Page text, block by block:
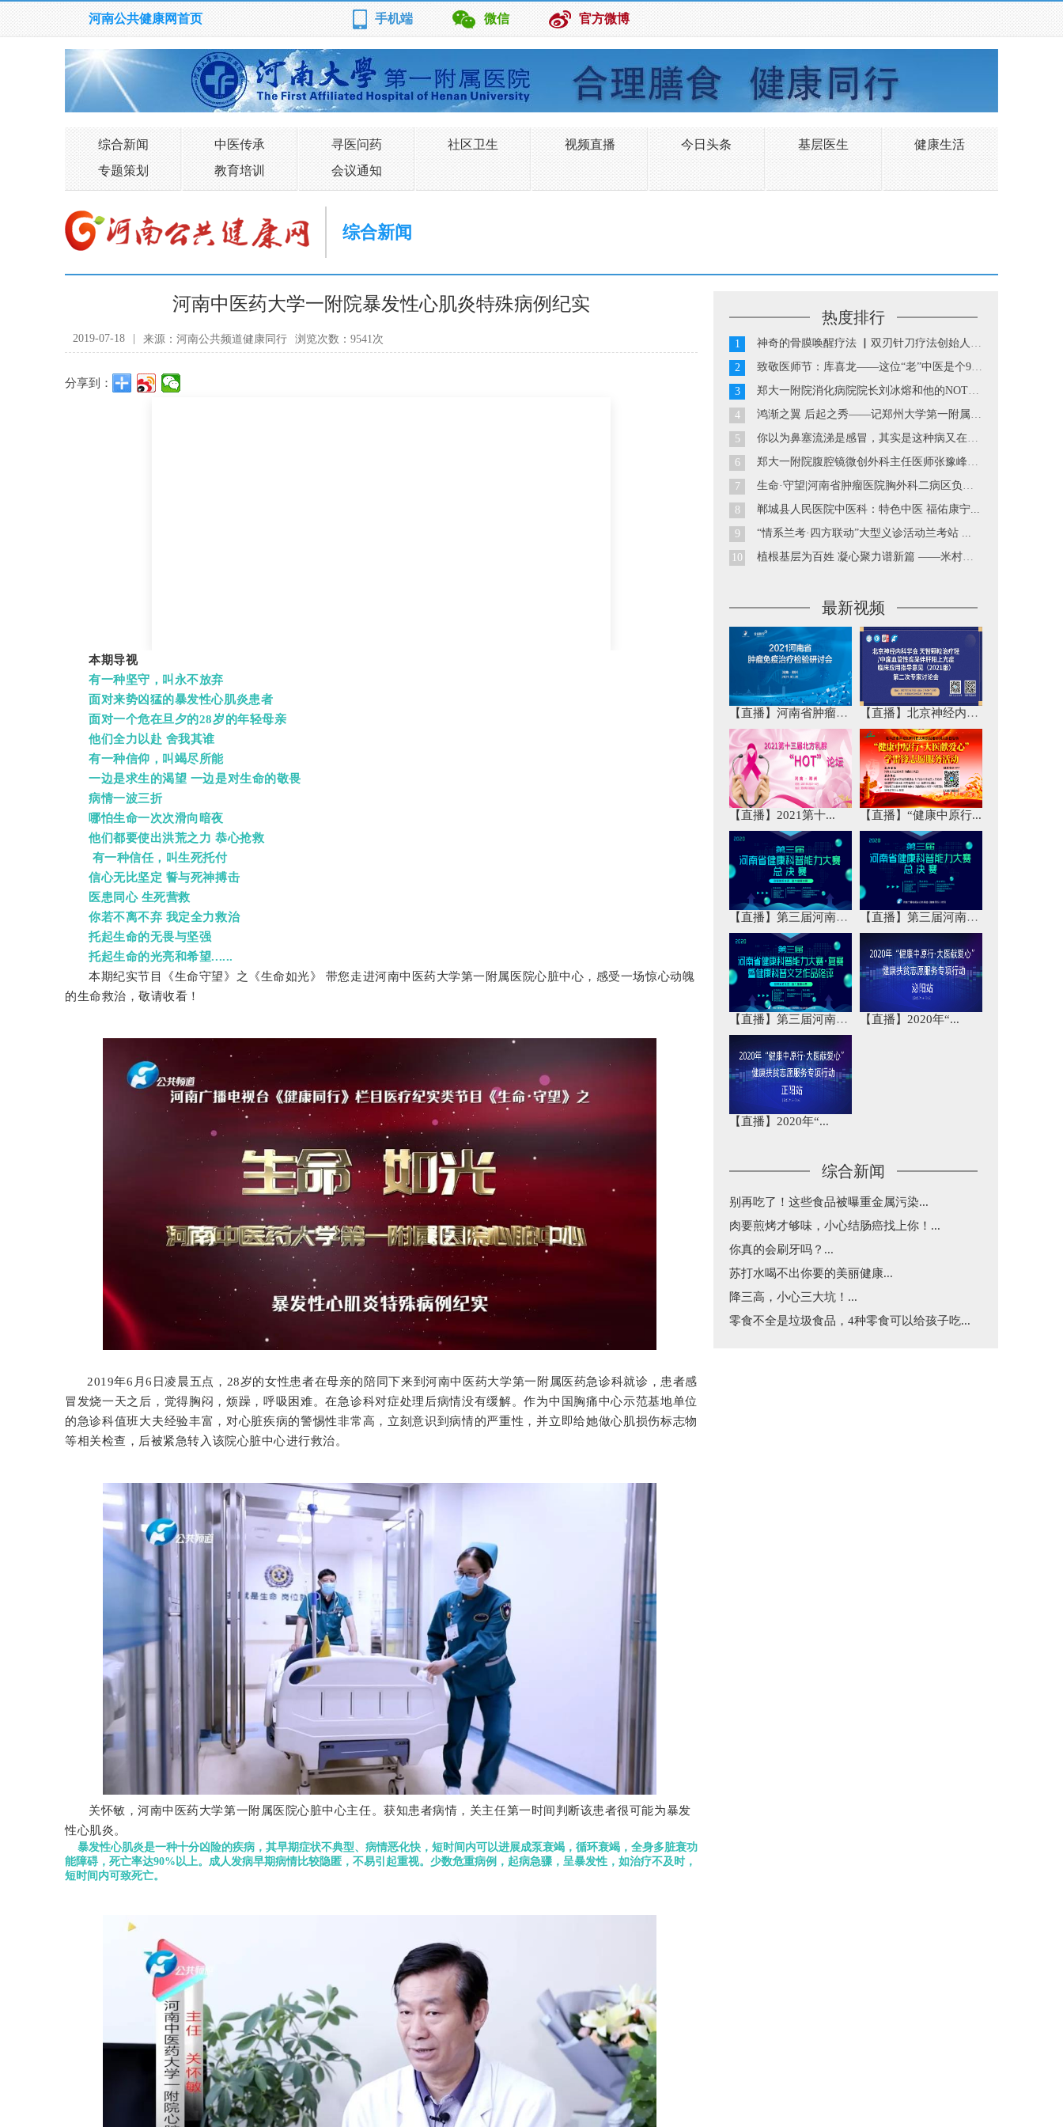
河南公共健康网首页 手机端 微信 官方微博
综合新闻 中医传承 寻医问药 社区卫生 视频直播 今日头条 基层医生
健康生活
专题策划
教育培训 会议通知
综合新闻
河南中医药大学一附院暴发性心肌炎特殊病例纪实
2019-07-18 来源：河南公共频道健康同行 浏览次数：9541次
分享到：
本期导视
有一种坚守，叫永不放弃
面对来势凶猛的暴发性心肌炎患者
面对一个危在旦夕的28岁的年轻母亲
他们全力以赴 舍我其谁
有一种信仰，叫竭尽所能
一边是求生的渴望 一边是对生命的敬畏
病情一波三折
哪怕生命一次次滑向暗夜
他们都要使出洪荒之力 恭心抢救
有一种信任，叫生死托付
信心无比坚定 誓与死神搏击
医患同心 生死营救
你若不离不弃 我定全力救治
托起生命的无畏与坚强
托起生命的光亮和希望......
本期纪实节目《生命守望》之《生命如光》 带您走进河南中医药大学第一附属医院心脏中心，感受一场惊心动魄
的生命救治，敬请收看！
2019年6月6日凌晨五点，28岁的女性患者在母亲的陪同下来到河南中医药大学第一附属医药急诊科就诊，患者感
冒发烧一天之后，觉得胸闷，烦躁，呼吸困难。在急诊科对症处理后病情没有缓解。作为中国胸痛中心示范基地单位
的急诊科值班大夫经验丰富，对心脏疾病的警惕性非常高，立刻意识到病情的严重性，并立即给她做心肌损伤标志物
等相关检查，后被紧急转入该院心脏中心进行救治。
关怀敏，河南中医药大学第一附属医院心脏中心主任。获知患者病情，关主任第一时间判断该患者很可能为暴发
性心肌炎。
暴发性心肌炎是一种十分凶险的疾病，其早期症状不典型、病情恶化快，短时间内可以进展成泵衰竭，循环衰竭，全身多脏衰功
能障碍，死亡率达90%以上。 成人发病早期病情比较隐匿，不易引起重视。 少数危重病例，起病急骤，呈暴发性，如治疗不及时，
短时间内可致死亡。
热度排行
1 神奇的骨膜唤醒疗法 ▏双刃针刀疗法创始人陈振华...
2 致敬医师节：库喜龙——这位“老”中医是个90后...
3 郑大一附院消化病院院长刘冰熔和他的NOTES技术...
4 鸿渐之翼 后起之秀——记郑州大学第一附属医院胃肠外科副主...
5 你以为鼻塞流涕是感冒，其实是这种病又在发作··· ...
6 郑大一附院腹腔镜微创外科主任医师张豫峰教授...
7 生命·守望|河南省肿瘤医院胸外科二病区负责人巴玉峰...
8 郸城县人民医院中医科：特色中医 福佑康宁...
9 “情系兰考·四方联动”大型义诊活动兰考站 ...
10 植根基层为百姓 凝心聚力谱新篇 ——米村镇中心卫生院工作...
最新视频
【直播】河南省肿瘤免... 【直播】北京神经内科...
【直播】2021第十... 【直播】“健康中原行...
【直播】第三届河南省... 【直播】第三届河南省...
【直播】第三届河南省... 【直播】2020年“...
【直播】2020年“...
综合新闻
别再吃了！这些食品被曝重金属污染...
肉要煎烤才够味，小心结肠癌找上你！...
你真的会刷牙吗？...
苏打水喝不出你要的美丽健康...
降三高，小心三大坑！...
零食不全是垃圾食品，4种零食可以给孩子吃...